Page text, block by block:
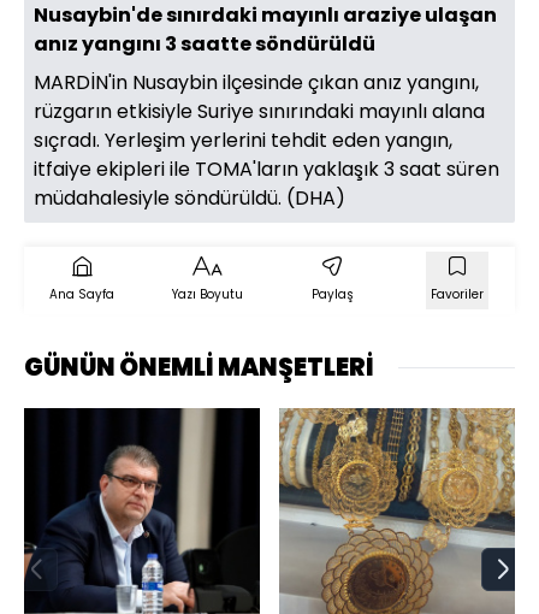
Nusaybin'de sınırdaki mayınlı araziye ulaşan
anız yangını 3 saatte söndürüldü
MARDİN'in Nusaybin ilçesinde çıkan anız yangını,
rüzgarın etkisiyle Suriye sınırındaki mayınlı alana
sıçradı. Yerleşim yerlerini tehdit eden yangın,
itfaiye ekipleri ile TOMA'ların yaklaşık 3 saat süren
müdahalesiyle söndürüldü. (DHA)
Ana Sayfa Yazı Boyutu Paylaş Favoriler
GÜNÜN ÖNEMLİ MANŞETLERİ